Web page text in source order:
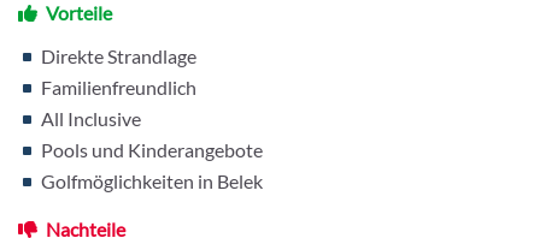
Vorteile
Direkte Strandlage
Familienfreundlich
All Inclusive
Pools und Kinderangebote
Golfmöglichkeiten in Belek
Nachteile